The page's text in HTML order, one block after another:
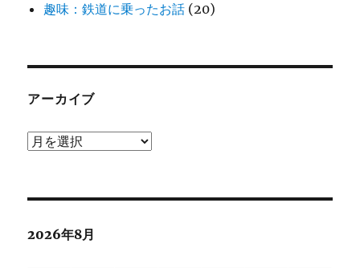
趣味：鉄道に乗ったお話 (20)
アーカイブ
ア
ブ
2026年8月